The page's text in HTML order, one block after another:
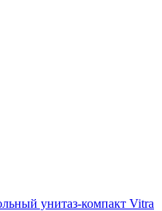
унитаз-компакт Vitra